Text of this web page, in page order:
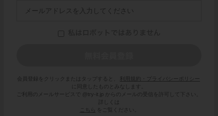
会員登録をクリックまたはタップすると、
利用規約・プライバシーポリシー
に同意したものとみなします。
ご利用のメールサービスで @try-it.jp からのメールの受信を許可して下さい。
詳しくは
こちら
をご覧ください。